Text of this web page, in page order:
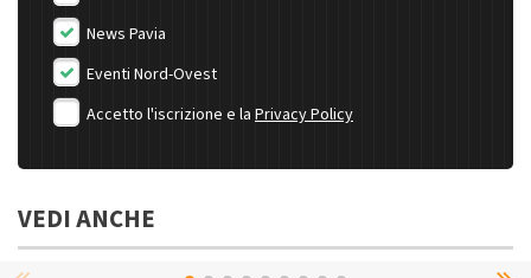
News Pavia
Eventi Nord-Ovest
Accetto l'iscrizione e la Privacy Policy
VEDI ANCHE